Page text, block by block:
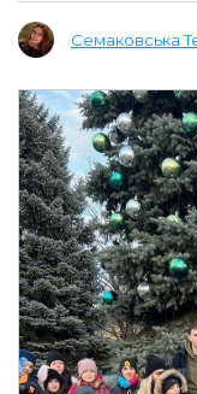
Семаковська